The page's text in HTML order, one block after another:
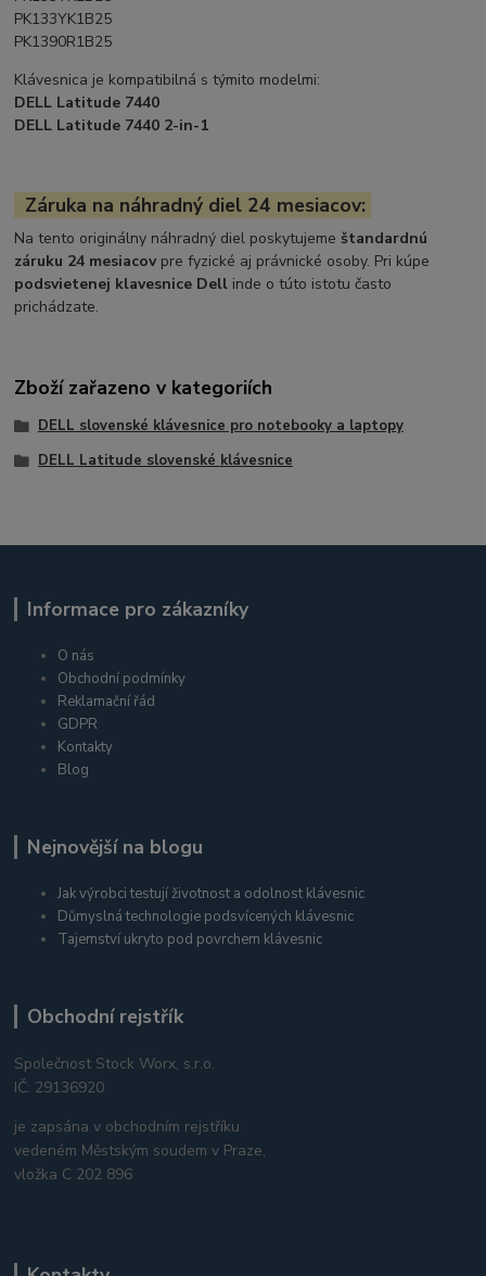
PK133YK1B25
PK1390R1B25
Klávesnica je kompatibilná s týmito modelmi:
DELL Latitude 7440
DELL Latitude 7440 2-in-1
Záruka na náhradný diel 24 mesiacov:
Na tento originálny náhradný diel poskytujeme štandardnú
záruku 24 mesiacovpre fyzické aj právnické osoby. Pri kúpe
podsvietenej klavesnice Dell inde o túto istotu často
prichádzate.
Zboží zařazeno v kategoriích
DELL slovenské klávesnice pro notebooky a laptopy
DELL Latitude slovenské klávesnice
Informace pro zákazníky
O nás
Obchodní podmínky
Reklamační řád
GDPR
Kontakty
Blog
Nejnovější na blogu
Jak výrobci testují životnost a odolnost klávesnic
Důmyslná technologie podsvícených klávesnic
Tajemství ukryto pod povrchem klávesnic
Obchodní rejstřík
Společnost Stock Worx, s.r.o.
IČ: 29136920
je zapsána v obchodním rejstříku
vedeném Městským soudem v Praze,
vložka C 202 896